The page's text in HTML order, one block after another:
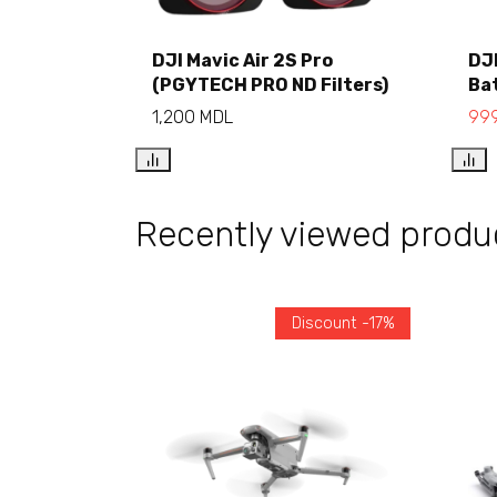
Add to cart
DJI Mavic Air 2S Pro
(PGYTECH PRO ND Filters)
1,200 MDL
Recently viewed
Discount -17%